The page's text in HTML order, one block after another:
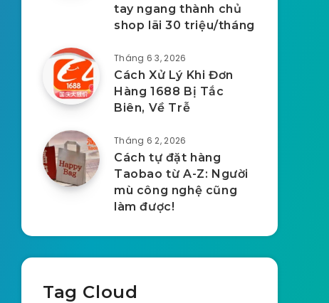
tay ngang thành chủ
shop lãi 30 triệu/tháng
Tháng 6 3, 2026
Cách Xử Lý Khi Đơn
Hàng 1688 Bị Tắc
Biên, Về Trễ
Tháng 6 2, 2026
Cách tự đặt hàng
Taobao từ A-Z: Người
mù công nghệ cũng
làm được!
Tag Cloud